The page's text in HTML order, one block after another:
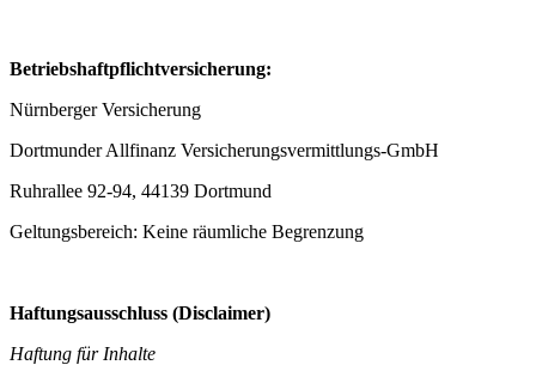
Betriebshaftpflichtversicherung:
Nürnberger Versicherung
Dortmunder Allfinanz Versicherungsvermittlungs-GmbH
Ruhrallee 92-94, 44139 Dortmund
Geltungsbereich: Keine räumliche Begrenzung
Haftungsausschluss (Disclaimer)
Haftung für Inhalte